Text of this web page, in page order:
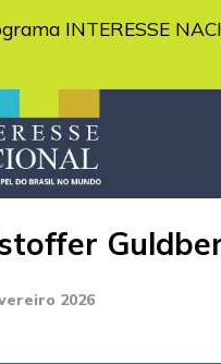
INTERESSE
2026